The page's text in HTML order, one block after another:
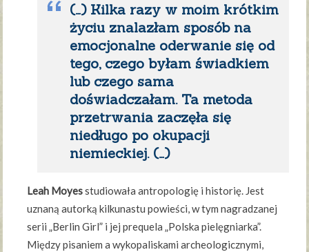
(…) Kilka razy w moim krótkim
życiu znalazłam sposób na
emocjonalne oderwanie się od
tego, czego byłam świadkiem
lub czego sama
doświadczałam. Ta metoda
przetrwania zaczęła się
niedługo po okupacji
niemieckiej. (…)
Leah Moyesstudiowała antropologię i historię. Jest
uznaną autorką kilkunastu powieści, w tym nagradzanej
serii „Berlin Girl” i jej prequela „Polska pielęgniarka”.
Między pisaniem a wykopaliskami archeologicznymi,